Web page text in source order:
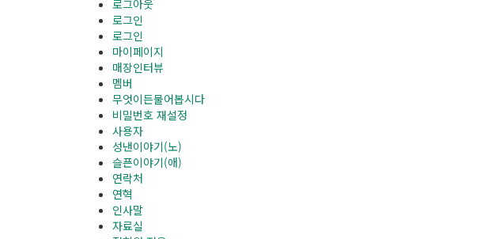
로그아웃
로그인
로그인
마이페이지
매장인터뷰
멤버
무엇이든물어봅시다
비밀번호 재설정
사용자
성낸이야기(노)
슬픈이야기(애)
연락처
연혁
인사말
자료실